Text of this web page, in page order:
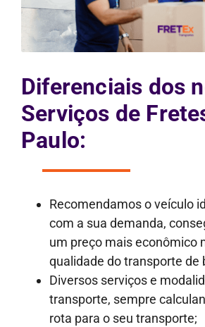
Diferenciais dos
Serviços de
Paulo:
Recomendamos o veículo
com a sua demanda,
um preço mais econômico
qualidade do transporte de
Diversos serviços e
transporte, sempre
rota para o seu transporte;